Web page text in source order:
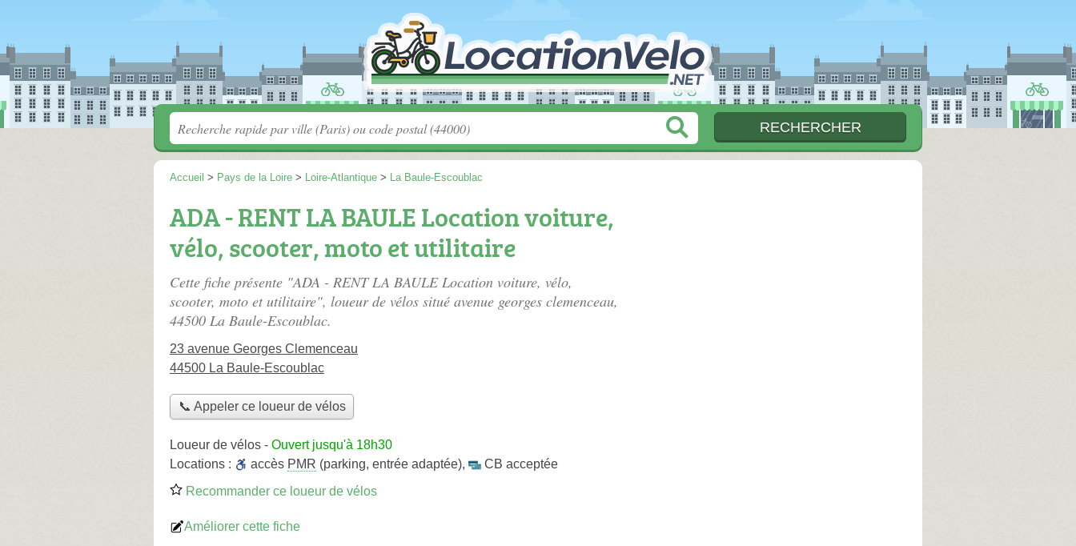
Accueil > Pays de la Loire > Loire-Atlantique > La Baule-Escoublac
ADA - RENT LA BAULE Location voiture,
vélo, scooter, moto et utilitaire
Cette fiche présente "ADA - RENT LA BAULE Location voiture, vélo,
scooter, moto et utilitaire", loueur de vélos situé avenue georges clemenceau,
44500 La Baule-Escoublac.
23 avenue Georges Clemenceau
44500 La Baule-Escoublac
📞 Appeler ce loueur de vélos
Loueur de vélos - Ouvert jusqu'à 18h30
Locations :
accès PMR (parking, entrée adaptée),
CB acceptée
Recommander ce loueur de vélos
Améliorer cette fiche